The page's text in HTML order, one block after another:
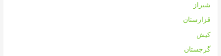
شیراز
قزازستان
کیش
گرجستان